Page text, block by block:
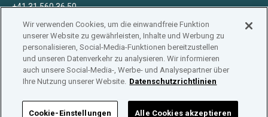
+41 31 560 36 50
Datenschutzerklärung Impressum Mitgliedschaft
Branchenregister
Wir verwenden Cookies, um die einwandfreie Funktion
unserer Website zu gewährleisten, Inhalte und Werbung zu
personalisieren, Social-Media-Funktionen bereitzustellen
und unseren Datenverkehr zu analysieren. Wir informieren
auch unsere Social-Media-, Werbe- und Analysepartner über
Ihre Nutzung unserer Website. Datenschutzrichtlinien
Cookie-Einstellungen Alle Cookies akzeptieren